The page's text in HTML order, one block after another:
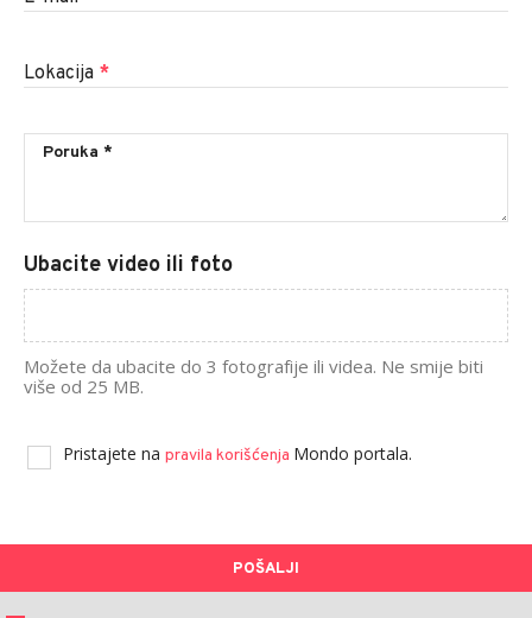
Lokacija *
Ubacite video ili foto
Možete da ubacite do 3 fotografije ili videa. Ne smije biti
više od 25 MB.
Pristajete na pravila korišćenja Mondo portala.
POŠALJI